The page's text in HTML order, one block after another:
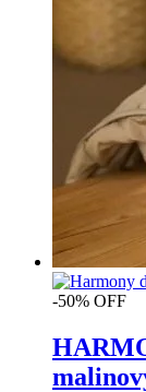
-50% OFF